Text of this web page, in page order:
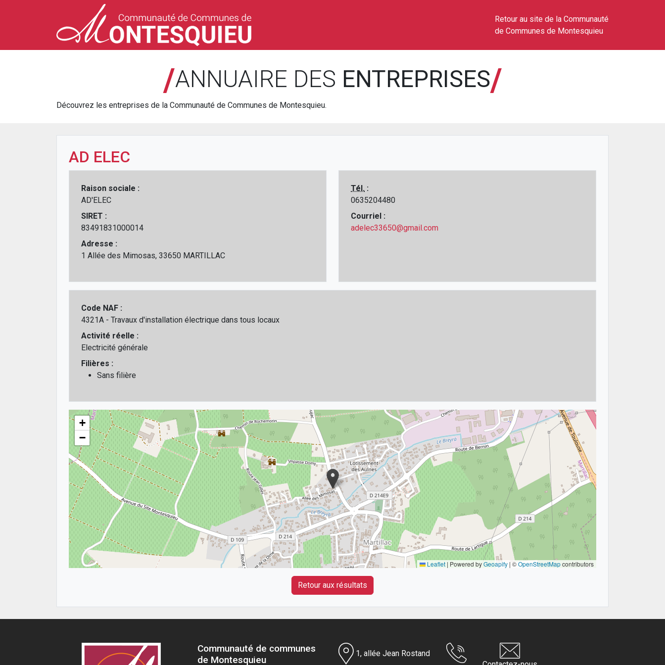
Retour au site de la Communauté
de Communes de Montesquieu
/ANNUAIRE DES ENTREPRISES/
Découvrez les entreprises de la Communauté de Communes de Montesquieu.
AD ELEC
Raison sociale :
AD'ELEC
SIRET :
83491831000014
Adresse :
1 Allée des Mimosas, 33650 MARTILLAC
Tél. :
0635204480
Courriel :
adelec33650@gmail.com
Code NAF :
4321A - Travaux d'installation électrique dans tous locaux
Activité réelle :
Electricité générale
Filières :
Sans filière
+
−
Leaflet | Powered byGeoapify | ©OpenStreetMapcontributors
Retour aux résultats
Communauté de communes
de Montesquieu
1, allée Jean Rostand